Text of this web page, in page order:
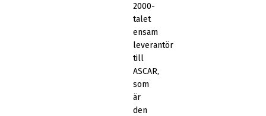
2000-
talet
ensam
leverantör
till
ASCAR,
som
är
den